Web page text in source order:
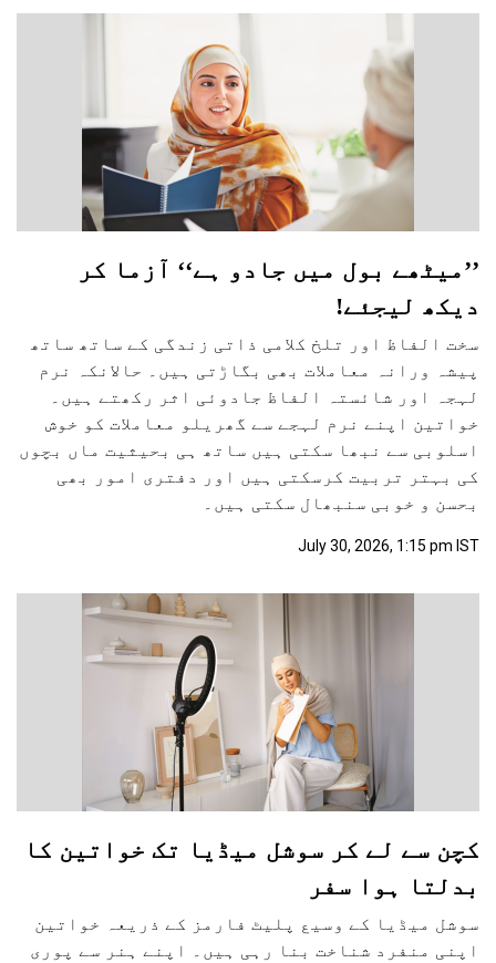
’’میٹھے بول میں جادو ہے‘‘ آزما کر
دیکھ لیجئے!
سخت الفاظ اور تلخ کلامی ذاتی زندگی کے ساتھ ساتھ
پیشہ ورانہ معاملات بھی بگاڑتی ہیں۔ حالانکہ نرم
لہجہ اور شائستہ الفاظ جادوئی اثر رکھتے ہیں۔
خواتین اپنے نرم لہجے سے گھریلو معاملات کو خوش
اسلوبی سے نبھا سکتی ہیں ساتھ ہی بحیثیت ماں بچوں
کی بہتر تربیت کرسکتی ہیں اور دفتری امور بھی
بحسن و خوبی سنبھال سکتی ہیں۔
July 30, 2026, 1:15 pm IST
کچن سے لے کر سوشل میڈیا تک خواتین کا
بدلتا ہوا سفر
سوشل میڈیا کے وسیع پلیٹ فارمز کے ذریعہ خواتین
اپنی منفرد شناخت بنا رہی ہیں۔ اپنے ہنر سے پوری